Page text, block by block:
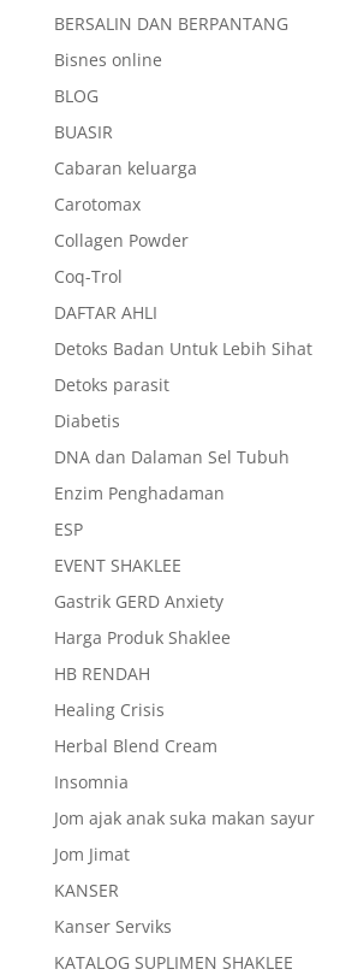
BERSALIN DAN BERPANTANG
Bisnes online
BLOG
BUASIR
Cabaran keluarga
Carotomax
Collagen Powder
Coq-Trol
DAFTAR AHLI
Detoks Badan Untuk Lebih Sihat
Detoks parasit
Diabetis
DNA dan Dalaman Sel Tubuh
Enzim Penghadaman
ESP
EVENT SHAKLEE
Gastrik GERD Anxiety
Harga Produk Shaklee
HB RENDAH
Healing Crisis
Herbal Blend Cream
Insomnia
Jom ajak anak suka makan sayur
Jom Jimat
KANSER
Kanser Serviks
KATALOG SUPLIMEN SHAKLEE